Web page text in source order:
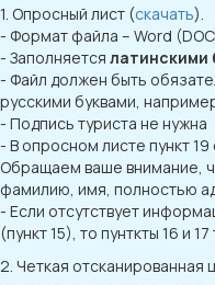
1. Опросный лист (скачать).
- Формат файла – Word
- Заполняется латинскими
- Файл должен быть
русскими буквами,
- Подпись туриста не нужна
- В опросном листе пункт
Обращаем ваше внимание,
фамилию, имя, полностью
- Если отсутствует
(пункт 15), то пунткты 16 и
2. Четкая отсканированная